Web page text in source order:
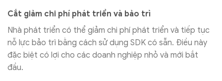
Cắt giảm chi phí phát triển và bảo trì
Nhà phát triển có thể giảm chi phí phát triển và tiếp tục
nỗ lực bảo trì bằng cách sử dụng SDK có sẵn. Điều này
đặc biệt có lợi cho các doanh nghiệp nhỏ và mới bắt
đầu.